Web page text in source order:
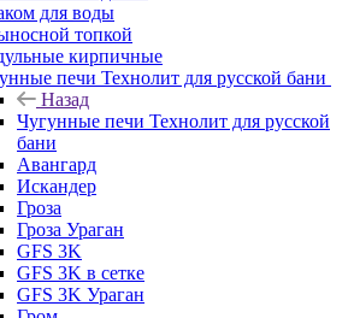
для воды
топкой
кирпичные
печи Технолит для русской бани
Назад
Чугунные печи Технолит для русской
бани
Авангард
Искандер
Гроза
Гроза Ураган
GFS 3K
GFS 3K в сетке
GFS 3K Ураган